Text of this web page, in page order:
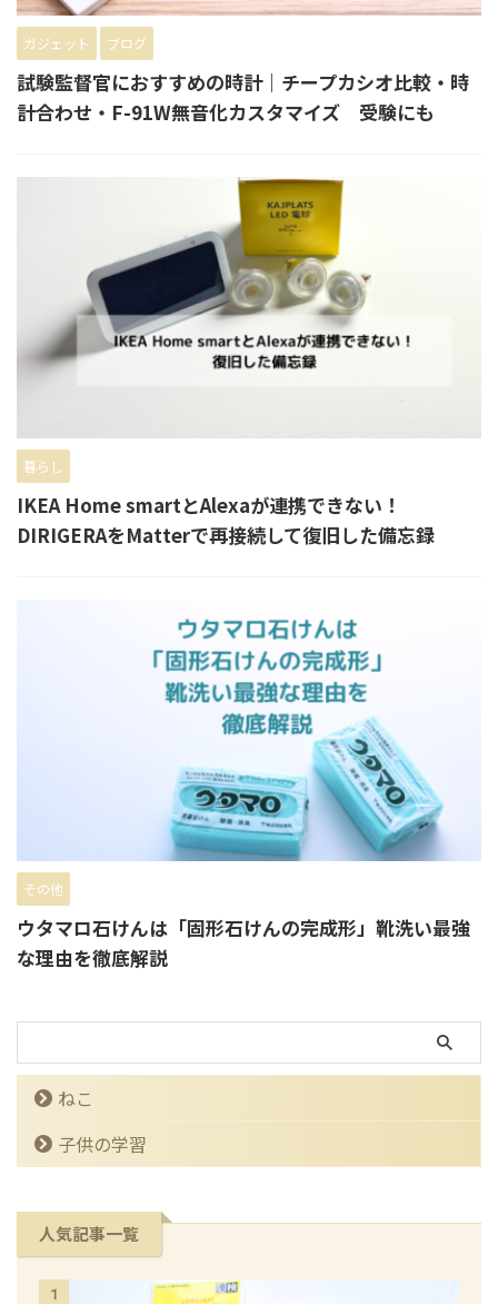
ガジェット ブログ
試験監督官におすすめの時計｜チープカシオ比較・時
計合わせ・F-91W無音化カスタマイズ 受験にも
暮らし
IKEA Home smartとAlexaが連携できない！
DIRIGERAをMatterで再接続して復旧した備忘録
その他
ウタマロ石けんは「固形石けんの完成形」靴洗い最強
な理由を徹底解説
ねこ
子供の学習
人気記事一覧
1